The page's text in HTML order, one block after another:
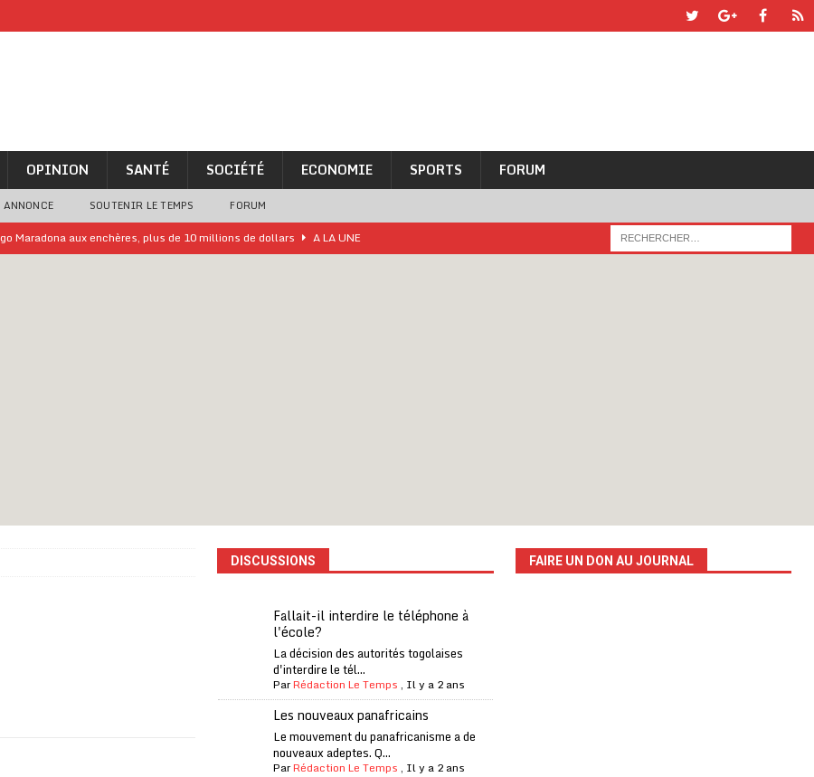
OPINION SANTÉ SOCIÉTÉ ECONOMIE SPORTS FORUM
SOUTENIR LE TEMPS FORUM
Maradona aux enchères, plus de 10 millions de dollars
A LA UNE
confirme sa présence à la fête nationale
A LA UNE
A LA UNE
billet de loterie gagnant que son propriétaire avait envoyé à un proche
A LA UNE
COOPÉRATION
A LA UNE
DISCUSSIONS
Fallait-il interdire le téléphone à
l'école?
La décision des autorités togolaises
d'interdire le tél...
ParRédaction Le Temps , Il y a 2 ans
Les nouveaux panafricains
Le mouvement du panafricanisme a de
nouveaux adeptes. Q...
ParRédaction Le Temps , Il y a 2 ans
FAIRE UN DON AU JOURNAL